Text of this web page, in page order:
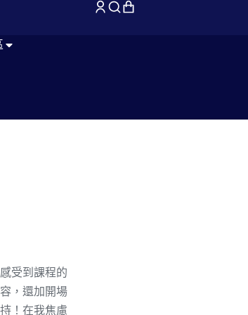
受到課程的
，還加開場
！在我焦慮